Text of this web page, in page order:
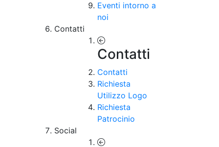
Eventi intorno a
noi
Contatti
Contatti
Contatti
Richiesta
Utilizzo Logo
Richiesta
Patrocinio
Social